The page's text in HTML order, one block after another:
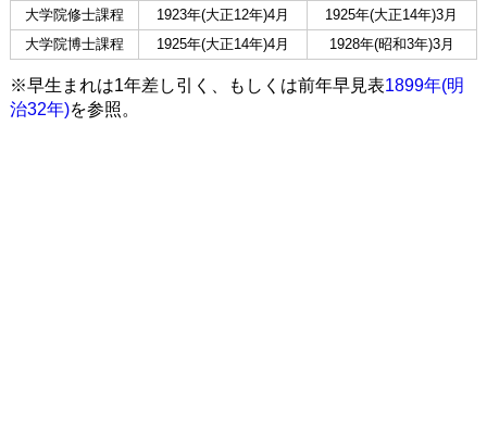
大学院修士課程
1923年(大正12年)4月
1925年(大正14年)3月
大学院博士課程
1925年(大正14年)4月 1928年(昭和3年)3月
※早生まれは1年差し引く、もしくは前年早見表1899年(明
治32年)を参照。